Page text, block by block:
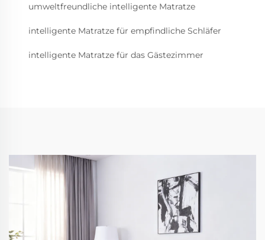
umweltfreundliche intelligente Matratze
intelligente Matratze für empfindliche Schläfer
intelligente Matratze für das Gästezimmer